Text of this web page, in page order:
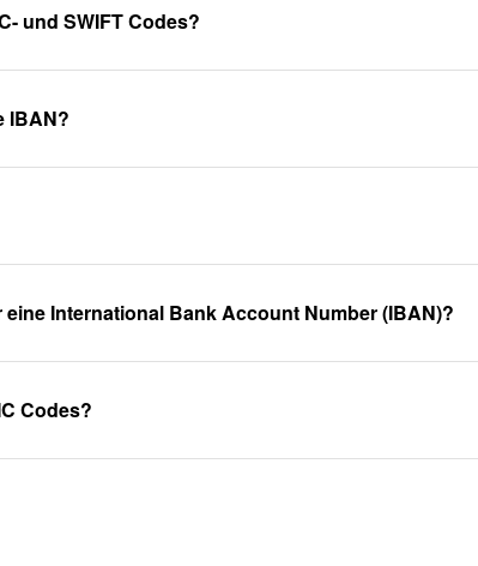
und SWIFT Codes?
IBAN?
International Bank Account Number (IBAN)?
Codes?